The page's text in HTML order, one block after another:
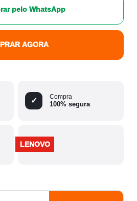
pelo WhatsApp
AGORA
✓ Compra
100% segura
LENOVO